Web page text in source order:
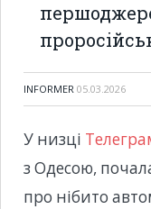
INFORMER 05.03.2026
У низці
з Одесою,
про нібито